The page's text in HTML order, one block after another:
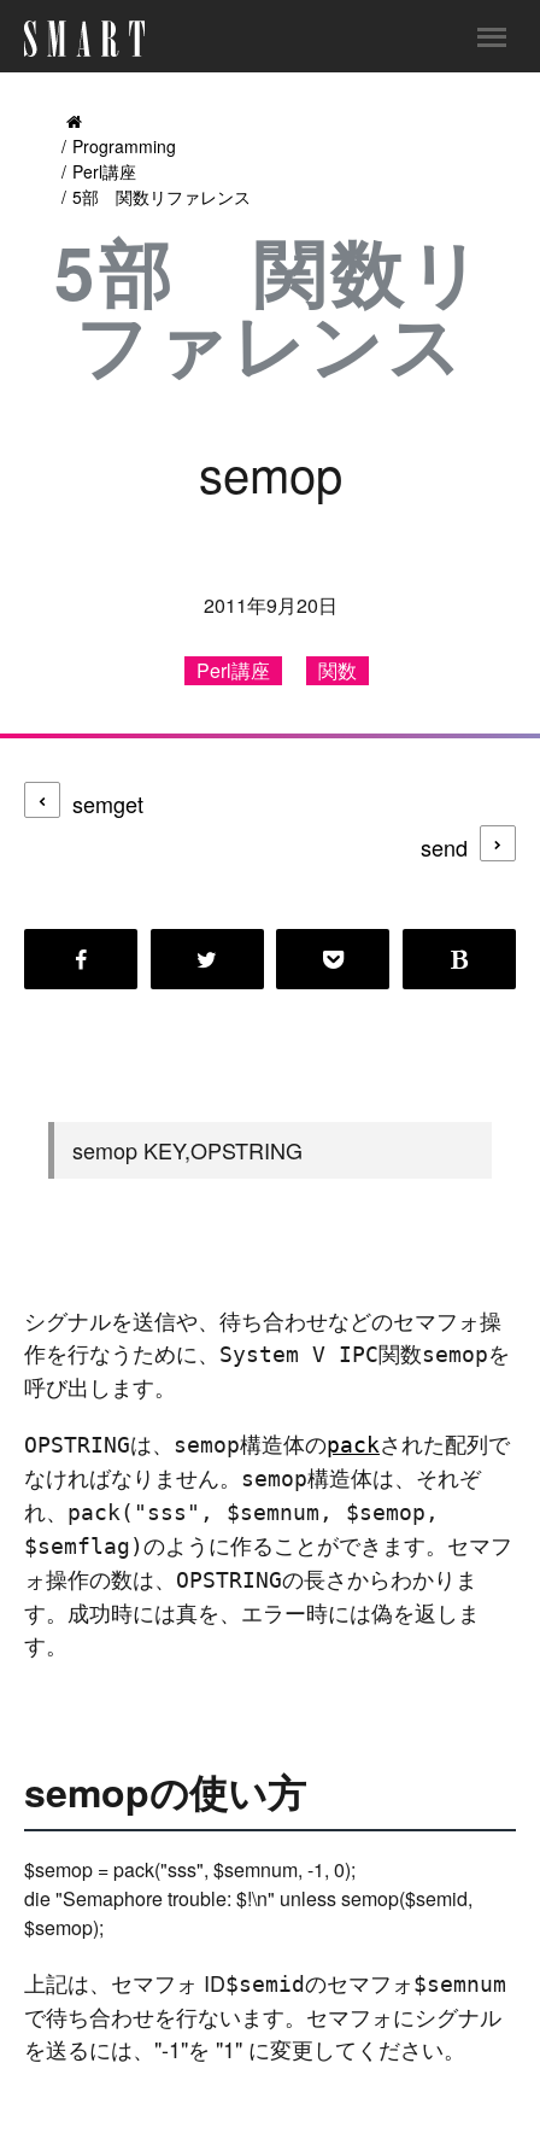
Programming
Perl講座
5部 関数リファレンス
5部 関数リ
ファレンス
semop
2011年9月20日
Perl講座 関数
semget
send
semop KEY,OPSTRING
シグナルを送信や、待ち合わせなどのセマフォ操
作を行なうために、
System V IPC関数semopを
呼び出します。
OPSTRINGは、 semop構造体のpackされた配列で
なければなりません。
semop構造体は、それぞ
れ、
pack("sss", $semnum, $semop,
$semflag)のように作ることができます。セマフ
ォ操作の数は、
OPSTRINGの長さからわかりま
す。成功時には真を、エラー時には偽を返しま
す。
semopの使い方
$semop = pack("sss", $semnum, -1, 0);
die "Semaphore trouble: $!\n" unless semop($semid,
上記は、セマフォ ID$semidのセマフォ$semnum
で待ち合わせを行ないます。セマフォにシグナル
を送るには、"-1"を "1" に変更してください。